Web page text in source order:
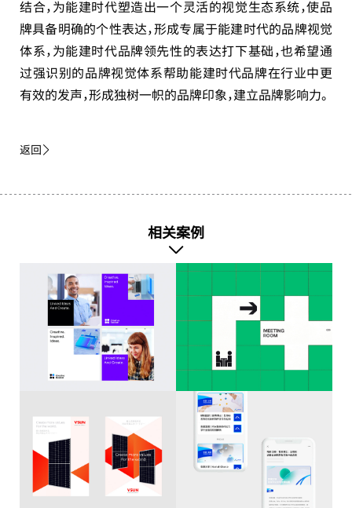
结合，为能建时代塑造出一个灵活的视觉生态系统，使品
牌具备明确的个性表达，形成专属于能建时代的品牌视觉
体系，为能建时代品牌领先性的表达打下基础，也希望通
过强识别的品牌视觉体系帮助能建时代品牌在行业中更
有效的发声，形成独树一帜的品牌印象，建立品牌影响力。
返回
相关案例